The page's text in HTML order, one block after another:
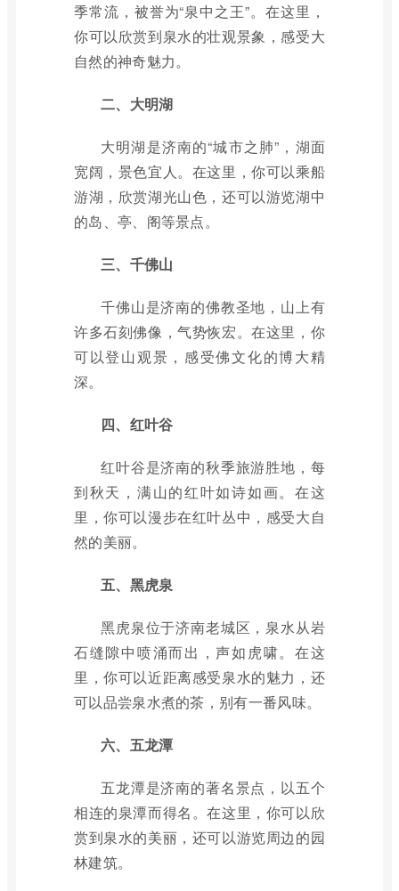
季常流，被誉为“泉中之王”。在这里，
你可以欣赏到泉水的壮观景象，感受大
自然的神奇魅力。
二、大明湖
大明湖是济南的“城市之肺”，湖面
宽阔，景色宜人。在这里，你可以乘船
游湖，欣赏湖光山色，还可以游览湖中
的岛、亭、阁等景点。
三、千佛山
千佛山是济南的佛教圣地，山上有
许多石刻佛像，气势恢宏。在这里，你
可以登山观景，感受佛文化的博大精
深。
四、红叶谷
红叶谷是济南的秋季旅游胜地，每
到秋天，满山的红叶如诗如画。在这
里，你可以漫步在红叶丛中，感受大自
然的美丽。
五、黑虎泉
黑虎泉位于济南老城区，泉水从岩
石缝隙中喷涌而出，声如虎啸。在这
里，你可以近距离感受泉水的魅力，还
可以品尝泉水煮的茶，别有一番风味。
六、五龙潭
五龙潭是济南的著名景点，以五个
相连的泉潭而得名。在这里，你可以欣
赏到泉水的美丽，还可以游览周边的园
林建筑。